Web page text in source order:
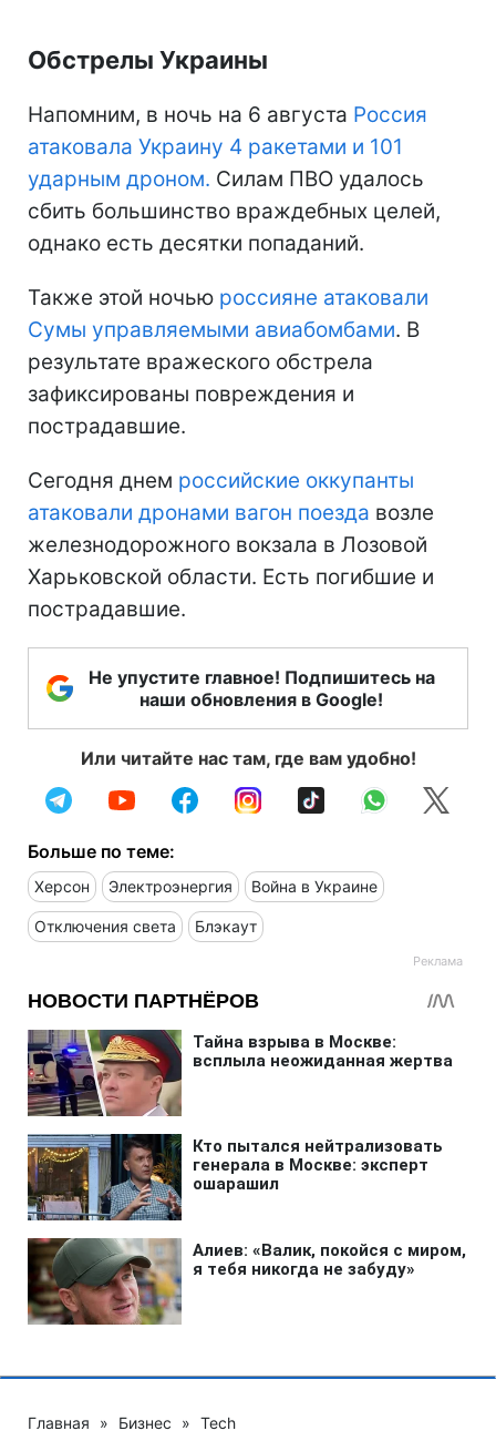
Обстрелы Украины
Напомним, в ночь на 6 августа Россия
атаковала Украину 4 ракетами и 101
ударным дроном. Силам ПВО удалось
сбить большинство враждебных целей,
однако есть десятки попаданий.
Также этой ночью россияне атаковали
Сумы управляемыми авиабомбами. В
результате вражеского обстрела
зафиксированы повреждения и
пострадавшие.
Сегодня днем российские оккупанты
атаковали дронами вагон поезда возле
железнодорожного вокзала в Лозовой
Харьковской области. Есть погибшие и
пострадавшие.
Не упустите главное! Подпишитесь на
наши обновления в Google!
Или читайте нас там, где вам удобно!
Больше по теме:
Херсон Электроэнергия Война в Украине
Отключения света Блэкаут
Главная » Бизнес » Tech